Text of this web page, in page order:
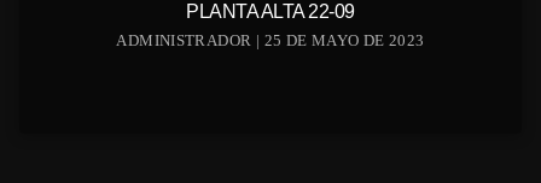
PLANTA ALTA 22-09
ADMINISTRADOR | 25 DE MAYO DE 2023